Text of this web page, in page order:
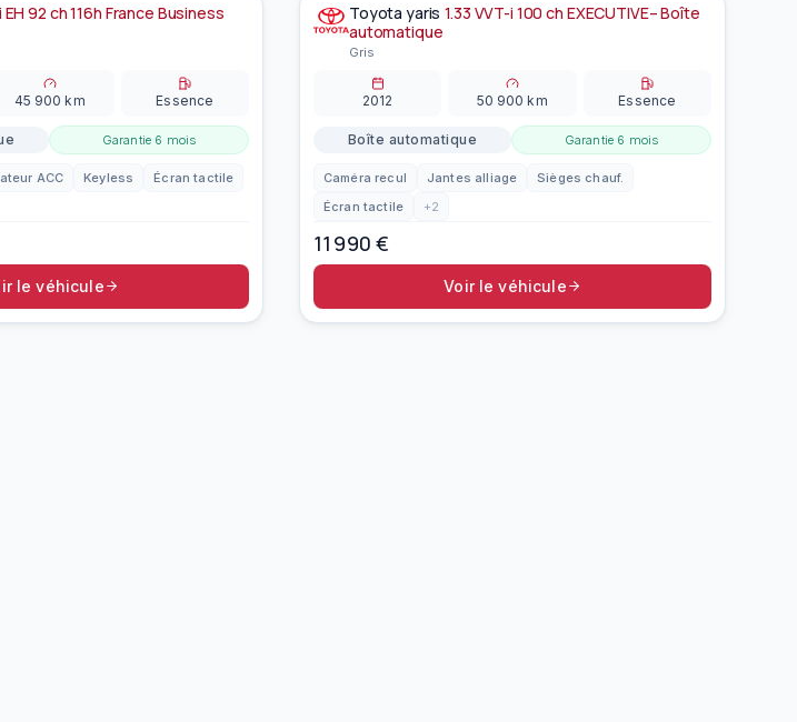
EN PRÉPARATION
EH 92 ch 116h France Business
45 900 km Essence
Garantie 6 mois
ACC Keyless
Écran tactile
le véhicule
À la une EN PRÉPARATION
Toyota yaris 1.33 VVT-i 100 ch EXECUTIVE– Boîte
automatique
Gris
2012 50 900 km Essence
Boîte automatique Garantie 6 mois
Caméra recul Jantes alliage
Sièges chauf.
Écran tactile
+2
11 990 €
Voir le véhicule